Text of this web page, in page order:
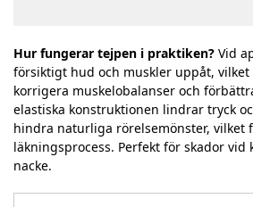
Hur fungerar tejpen i praktiken? Vid
försiktigt hud och muskler uppåt,
korrigera muskelobalanser och
elastiska konstruktionen lindrar tryck
hindra naturliga rörelsemönster, vilket
läkningsprocess. Perfekt för skador vid
nacke.